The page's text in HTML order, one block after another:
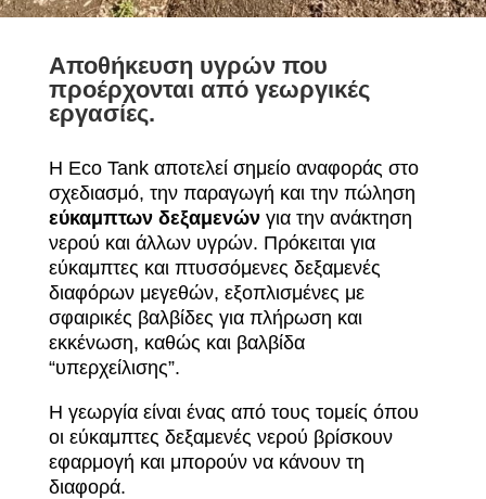
Αποθήκευση υγρών που
προέρχονται από γεωργικές
εργασίες.
Η Eco Tank αποτελεί σημείο αναφοράς στο
σχεδιασμό, την παραγωγή και την πώληση
εύκαμπτων δεξαμενώνγια την ανάκτηση
νερού και άλλων υγρών. Πρόκειται για
εύκαμπτες και πτυσσόμενες δεξαμενές
διαφόρων μεγεθών, εξοπλισμένες με
σφαιρικές βαλβίδες για πλήρωση και
εκκένωση, καθώς και βαλβίδα
“υπερχείλισης”.
Η γεωργία είναι ένας από τους τομείς όπου
οι εύκαμπτες δεξαμενές νερού βρίσκουν
εφαρμογή και μπορούν να κάνουν τη
διαφορά.